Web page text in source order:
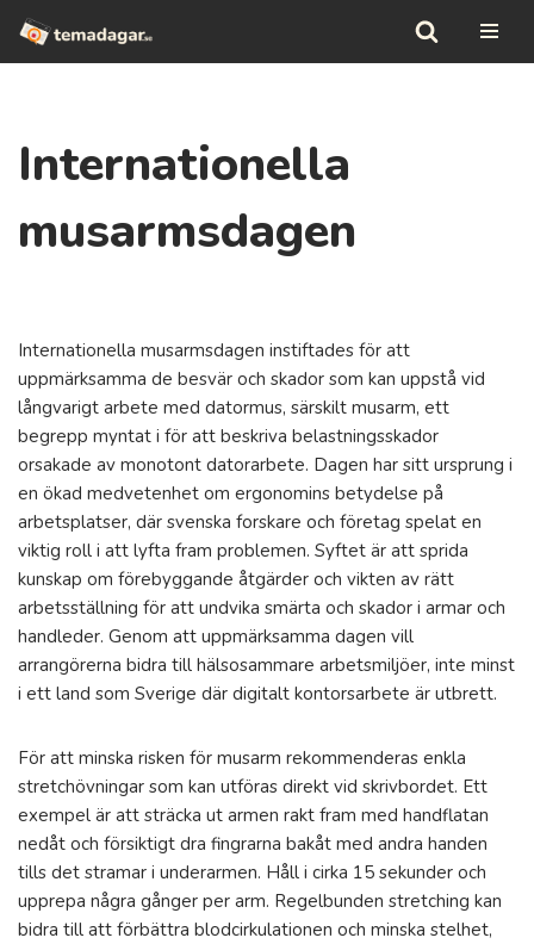
Hoppa
Internationella
musarmsdagen
Internationella musarmsdagen instiftades för att
uppmärksamma de besvär och skador som kan uppstå vid
långvarigt arbete med datormus, särskilt musarm, ett
begrepp myntat i för att beskriva belastningsskador
orsakade av monotont datorarbete. Dagen har sitt ursprung i
en ökad medvetenhet om ergonomins betydelse på
arbetsplatser, där svenska forskare och företag spelat en
viktig roll i att lyfta fram problemen. Syftet är att sprida
kunskap om förebyggande åtgärder och vikten av rätt
arbetsställning för att undvika smärta och skador i armar och
handleder. Genom att uppmärksamma dagen vill
arrangörerna bidra till hälsosammare arbetsmiljöer, inte minst
i ett land som Sverige där digitalt kontorsarbete är utbrett.
För att minska risken för musarm rekommenderas enkla
stretchövningar som kan utföras direkt vid skrivbordet. Ett
exempel är att sträcka ut armen rakt fram med handflatan
nedåt och försiktigt dra fingrarna bakåt med andra handen
tills det stramar i underarmen. Håll i cirka 15 sekunder och
upprepa några gånger per arm. Regelbunden stretching kan
bidra till att förbättra blodcirkulationen och minska stelhet,